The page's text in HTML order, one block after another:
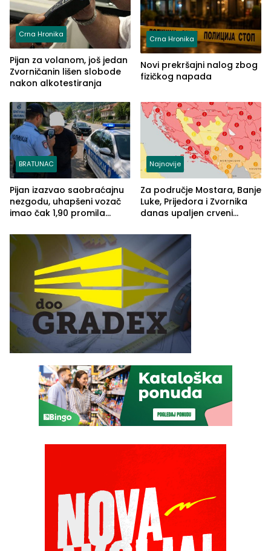
Crna Hronika
Pijan za volanom, još jedan
Zvorničanin lišen slobode
nakon alkotestiranja
Crna Hronika
Novi prekršajni nalog zbog
fizičkog napada
BRATUNAC
Pijan izazvao saobraćajnu
nezgodu, uhapšeni vozač
imao čak 1,90 promila
Najnovije
Za područje Mostara, Banje
Luke, Prijedora i Zvornika
danas upaljen crveni